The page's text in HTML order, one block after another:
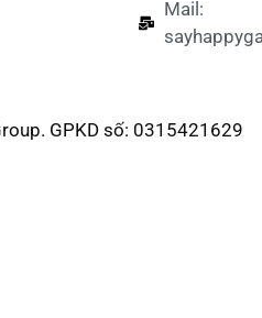
Mail:
GPKD số: 0315421629